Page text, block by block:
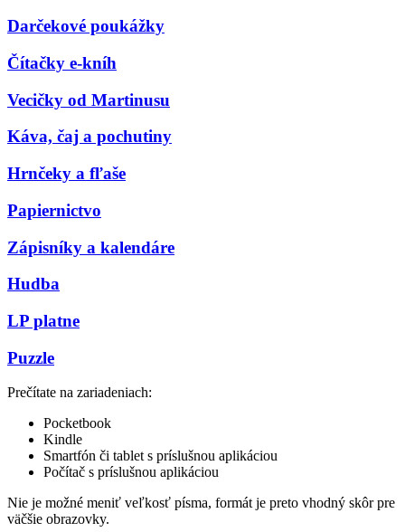
Darčekové poukážky
Čítačky e-kníh
Vecičky od Martinusu
Káva, čaj a pochutiny
Hrnčeky a fľaše
Papiernictvo
Zápisníky a kalendáre
Hudba
LP platne
Puzzle
Prečítate na zariadeniach:
Pocketbook
Kindle
Smartfón či tablet s príslušnou aplikáciou
Počítač s príslušnou aplikáciou
Nie je možné meniť veľkosť písma, formát je preto vhodný skôr pre
väčšie obrazovky.